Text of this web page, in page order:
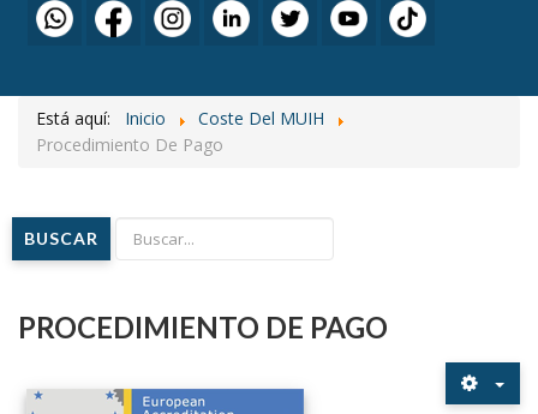
Está aquí: Inicio
Coste Del MUIH
Procedimiento De Pago
BUSCAR
PROCEDIMIENTO DE PAGO